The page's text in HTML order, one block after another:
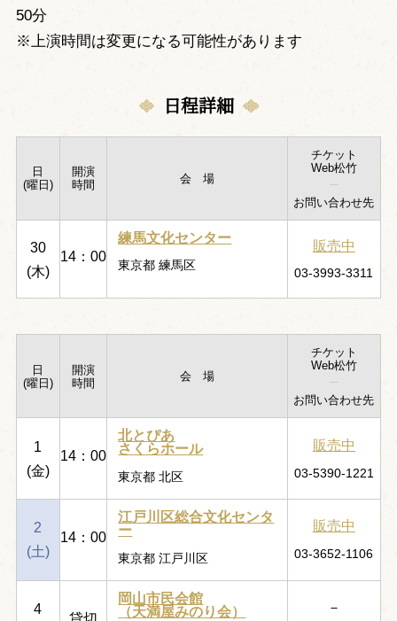
50分
※上演時間は変更になる可能性があります
日程詳細
日
(曜日)
開演
時間
会 場
チケット
Web松竹
お問い合わせ先
30
(木)
14：00
練馬文化センター
東京都 練馬区
販売中
03-3993-3311
日
(曜日)
開演
時間
会 場
チケット
Web松竹
お問い合わせ先
1
(金)
14：00
北とぴあ
さくらホール
東京都 北区
販売中
03-5390-1221
2
(土)
14：00
江戸川区総合文化センタ
ー
東京都 江戸川区
販売中
03-3652-1106
4
岡山市民会館
（天満屋みのり会）
－